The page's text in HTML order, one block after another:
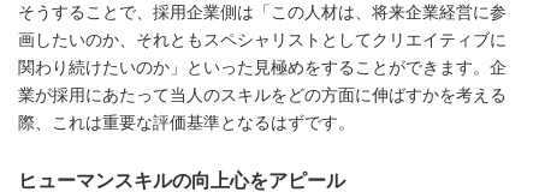
そうすることで、採用企業側は「この人材は、将来企業経営に参
画したいのか、それともスペシャリストとしてクリエイティブに
関わり続けたいのか」といった見極めをすることができます。企
業が採用にあたって当人のスキルをどの方面に伸ばすかを考える
際、これは重要な評価基準となるはずです。
ヒューマンスキルの向上心をアピール